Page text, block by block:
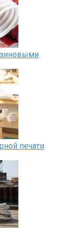
печати